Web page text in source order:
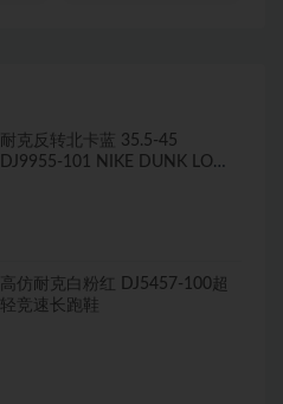
耐克反转北卡蓝 35.5-45
DJ9955-101 NIKE DUNK LOW
高仿耐克白粉红 DJ5457-100超
轻竞速长跑鞋